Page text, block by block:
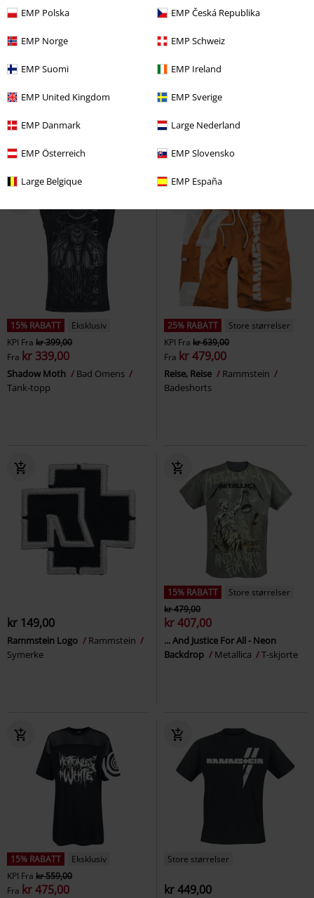
EMP Polska EMP Česká Republika
EMP Norge EMP Schweiz
EMP Suomi EMP Ireland
EMP United Kingdom EMP Sverige
EMP Danmark Large Nederland
EMP Österreich EMP Slovensko
Large Belgique EMP España
15% RABATT
Eksklusiv
KPI Fra kr 399,00
Fra kr 339,00
Shadow Moth
Bad Omens
Tank-topp
25% RABATT
Store størrelser
KPI Fra kr 639,00
Fra kr 479,00
Reise, Reise
Rammstein
Badeshorts
kr 149,00
Rammstein Logo
Rammstein
Symerke
15% RABATT
Store størrelser
kr 479,00
kr 407,00
... And Justice For All - Neon
Backdrop
Metallica T-skjorte
15% RABATT
Eksklusiv
KPI Fra kr 559,00
Fra kr 475,00
Store størrelser
kr 449,00